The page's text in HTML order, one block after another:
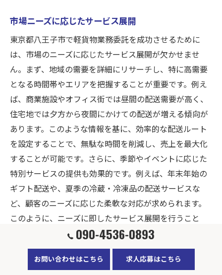
市場ニーズに応じたサービス展開
東京都八王子市で軽貨物業務委託を成功させるために
は、市場のニーズに応じたサービス展開が欠かせませ
ん。まず、地域の需要を詳細にリサーチし、特に高需要
となる時間帯やエリアを把握することが重要です。例え
ば、商業施設やオフィス街では昼間の配送需要が高く、
住宅地では夕方から夜間にかけての配送が増える傾向が
あります。このような情報を基に、効率的な配送ルート
を設定することで、無駄な時間を削減し、売上を最大化
することが可能です。さらに、季節やイベントに応じた
特別サービスの提供も効果的です。例えば、年末年始の
ギフト配送や、夏季の冷蔵・冷凍品の配送サービスな
ど、顧客のニーズに応じた柔軟な対応が求められます。
このように、ニーズに即したサービス展開を行うこと
で、顧客満足度を高めるだけでなく、業務委託料やロイ
ヤリティーの適正化にも繋がり、長期的なビジネスの安
定を図ることができます。
090-4536-0893
お問い合わせはこちら 求人応募はこちら